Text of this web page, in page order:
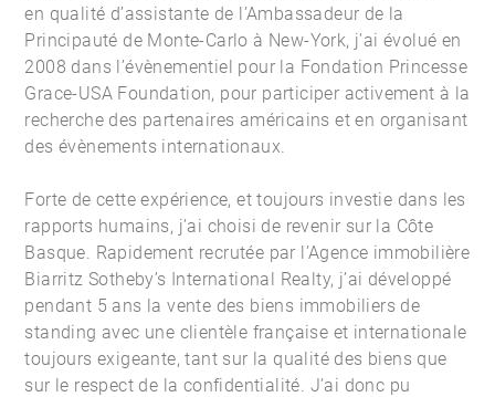
en qualité d’assistante de l’Ambassadeur de la
Principauté de Monte-Carlo à New-York, j'ai évolué en
2008 dans l’évènementiel pour la Fondation Princesse
Grace-USA Foundation, pour participer activement à la
recherche des partenaires américains et en organisant
des évènements internationaux.
Forte de cette expérience, et toujours investie dans les
rapports humains, j’ai choisi de revenir sur la Côte
Basque. Rapidement recrutée par l’Agence immobilière
Biarritz Sotheby’s International Realty, j’ai développé
pendant 5 ans la vente des biens immobiliers de
standing avec une clientèle française et internationale
toujours exigeante, tant sur la qualité des biens que
sur le respect de la confidentialité. J’ai donc pu